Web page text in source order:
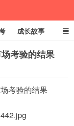
成长故事
考验的结果
考验的结果